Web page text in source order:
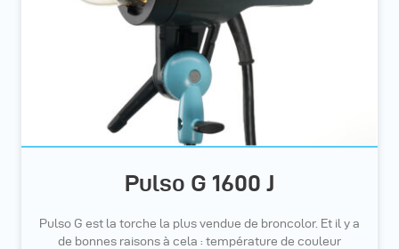
Pulso G 1600 J
Pulso G est la torche la plus vendue de broncolor. Et il y a
de bonnes raisons à cela : température de couleur